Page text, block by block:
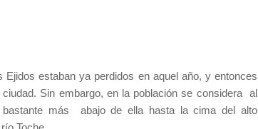
estaban ya perdidos en aquel año, y entonces
Sin embargo, en la población se considera
al
más
abajo de ella hasta la cima del alto